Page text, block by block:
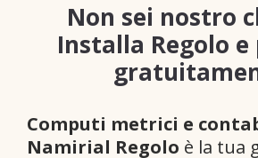
Non sei nostro
Installa Regolo
Computi metrici e
Namirial Regolo è la tua